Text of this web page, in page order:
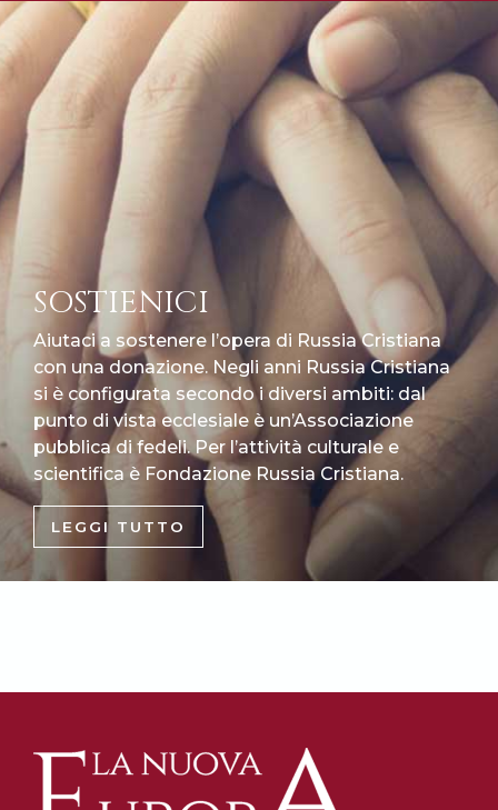
SOSTIENICI
Aiutaci a sostenere l’opera di Russia Cristiana
con una donazione. Negli anni Russia Cristiana
si è configurata secondo i diversi ambiti: dal
punto di vista ecclesiale è un’Associazione
pubblica di fedeli. Per l’attività culturale e
scientifica è Fondazione Russia Cristiana.
LEGGI TUTTO